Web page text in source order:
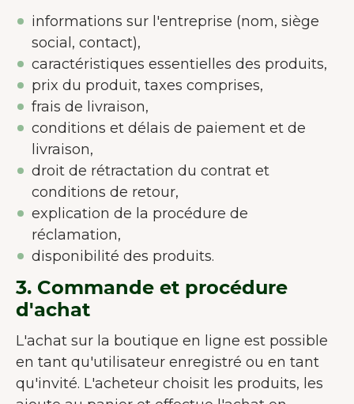
informations sur l'entreprise (nom, siège
social, contact),
caractéristiques essentielles des produits,
prix du produit, taxes comprises,
frais de livraison,
conditions et délais de paiement et de
livraison,
droit de rétractation du contrat et
conditions de retour,
explication de la procédure de
réclamation,
disponibilité des produits.
3. Commande et procédure
d'achat
L'achat sur la boutique en ligne est possible
en tant qu'utilisateur enregistré ou en tant
qu'invité. L'acheteur choisit les produits, les